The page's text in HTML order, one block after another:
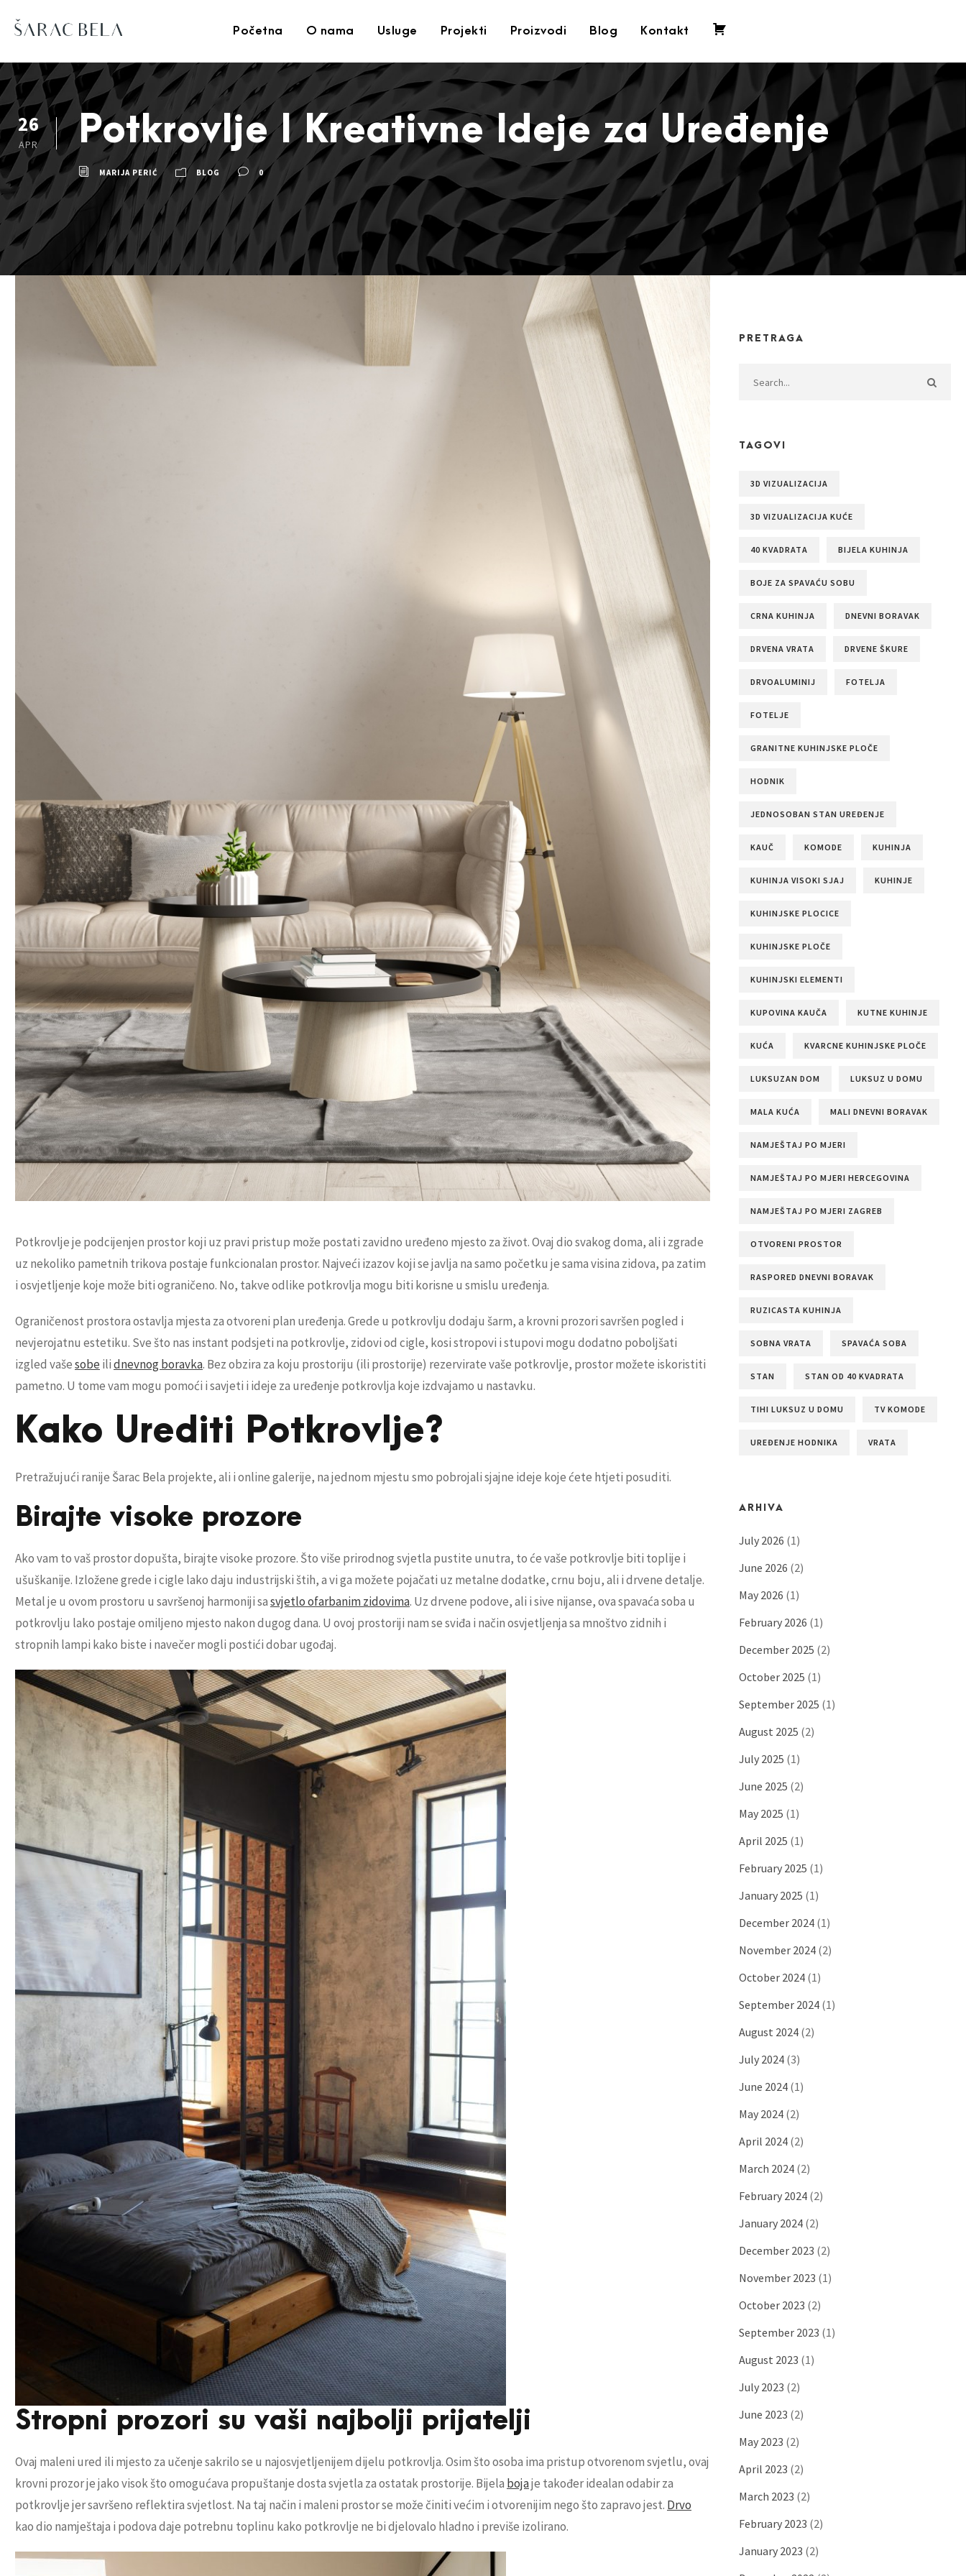
Početna O nama Usluge Projekti Proizvodi Blog Kontakt
26
APR Potkrovlje I Kreativne Ideje za Uređenje
MARIJA PERIĆ BLOG 0
Potkrovlje je podcijenjen prostor koji uz pravi pristup može postati zavidno uređeno mjesto za život. Ovaj dio svakog doma, ali i zgrade
uz nekoliko pametnih trikova postaje funkcionalan prostor. Najveći izazov koji se javlja na samo početku je sama visina zidova, pa zatim
i osvjetljenje koje može biti ograničeno. No, takve odlike potkrovlja mogu biti korisne u smislu uređenja.
Ograničenost prostora ostavlja mjesta za otvoreni plan uređenja. Grede u potkrovlju dodaju šarm, a krovni prozori savršen pogled i
nevjerojatnu estetiku. Sve što nas instant podsjeti na potkrovlje, zidovi od cigle, kosi stropovi i stupovi mogu dodatno poboljšati
izgled vašesobe ilidnevnog boravka. Bez obzira za koju prostoriju (ili prostorije) rezervirate vaše potkrovlje, prostor možete iskoristiti
pametno. U tome vam mogu pomoći i savjeti i ideje za uređenje potkrovlja koje izdvajamo u nastavku.
Kako Urediti Potkrovlje?
Pretražujući ranije Šarac Bela projekte, ali i online galerije, na jednom mjestu smo pobrojali sjajne ideje koje ćete htjeti posuditi.
Birajte visoke prozore
Ako vam to vaš prostor dopušta, birajte visoke prozore. Što više prirodnog svjetla pustite unutra, to će vaše potkrovlje biti toplije i
ušuškanije. Izložene grede i cigle lako daju industrijski štih, a vi ga možete pojačati uz metalne dodatke, crnu boju, ali i drvene detalje.
Metal je u ovom prostoru u savršenoj harmoniji sasvjetlo ofarbanim zidovima. Uz drvene podove, ali i sive nijanse, ova spavaća soba u
potkrovlju lako postaje omiljeno mjesto nakon dugog dana. U ovoj prostoriji nam se sviđa i način osvjetljenja sa mnoštvo zidnih i
stropnih lampi kako biste i navečer mogli postići dobar ugođaj.
Stropni prozori su vaši najbolji prijatelji
Ovaj maleni ured ili mjesto za učenje sakrilo se u najosvjetljenijem dijelu potkrovlja. Osim što osoba ima pristup otvorenom svjetlu, ovaj
krovni prozor je jako visok što omogućava propuštanje dosta svjetla za ostatak prostorije. Bijela bojaje također idealan odabir za
potkrovlje jer savršeno reflektira svjetlost. Na taj način i maleni prostor se može činiti većim i otvorenijim nego što zapravo jest. Drvo
kao dio namještaja i podova daje potrebnu toplinu kako potkrovlje ne bi djelovalo hladno i previše izolirano.
PRETRAGA
TAGOVI
3D VIZUALIZACIJA
3D VIZUALIZACIJA KUĆE
40 KVADRATA BIJELA KUHINJA
BOJE ZA SPAVAĆU SOBU
CRNA KUHINJA DNEVNI BORAVAK
DRVENA VRATA DRVENE ŠKURE
DRVOALUMINIJ FOTELJA
FOTELJE
GRANITNE KUHINJSKE PLOČE
HODNIK
JEDNOSOBAN STAN UREĐENJE
KAUČ KOMODE KUHINJA
KUHINJA VISOKI SJAJ KUHINJE
KUHINJSKE PLOCICE
KUHINJSKE PLOČE
KUHINJSKI ELEMENTI
KUPOVINA KAUČA KUTNE KUHINJE
KUĆA KVARCNE KUHINJSKE PLOČE
LUKSUZAN DOM LUKSUZ U DOMU
MALA KUĆA MALI DNEVNI BORAVAK
NAMJEŠTAJ PO MJERI
NAMJEŠTAJ PO MJERI HERCEGOVINA
NAMJEŠTAJ PO MJERI ZAGREB
OTVORENI PROSTOR
RASPORED DNEVNI BORAVAK
RUZICASTA KUHINJA
SOBNA VRATA SPAVAĆA SOBA
STAN STAN OD 40 KVADRATA
TIHI LUKSUZ U DOMU TV KOMODE
UREĐENJE HODNIKA VRATA
ARHIVA
July 2026 (1)
June 2026 (2)
May 2026 (1)
February 2026 (1)
December 2025 (2)
October 2025 (1)
September 2025 (1)
August 2025 (2)
July 2025 (1)
June 2025 (2)
May 2025 (1)
April 2025 (1)
February 2025 (1)
January 2025 (1)
December 2024(1)
November 2024(2)
October 2024(1)
September 2024(1)
August 2024(2)
July 2024(3)
June 2024(1)
May 2024(2)
April 2024(2)
March 2024(2)
February 2024(2)
January 2024(2)
December 2023 (2)
November 2023 (1)
October 2023 (2)
September 2023 (1)
August 2023 (1)
July 2023 (2)
June 2023 (2)
May 2023 (2)
April 2023 (2)
March 2023 (2)
February 2023 (2)
January 2023 (2)